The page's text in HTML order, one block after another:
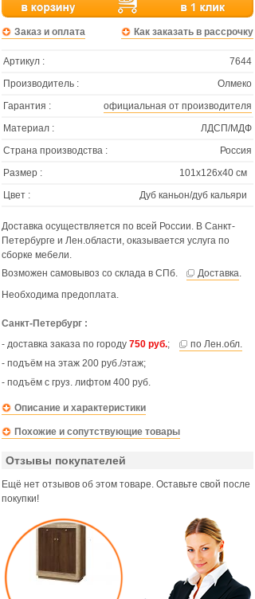
Заказ и оплата Как заказать в рассрочку
Артикул :
7644
Производитель :
Олмеко
Гарантия :
официальная от производителя
Материал :
ЛДСП/МДФ
Страна производства :
Россия
Размер :
101х126х40 см
Цвет :
Дуб каньон/дуб кальяри
Доставка осуществляется по всей России. В Санкт-
Петербурге и Лен.области, оказывается услуга по
сборке мебели.
Возможен самовывоз со склада в СПб.
Доставка.
Необходима предоплата.
Санкт-Петербург :
- доставка заказа по городу 750 руб.;
по Лен.обл.
- подъём на этаж 200 руб./этаж;
- подъём с груз. лифтом 400 руб.
Описание и характеристики
Похожие и сопутствующие товары
Отзывы покупателей
Ещё нет отзывов об этом товаре. Оставьте свой после
покупки!